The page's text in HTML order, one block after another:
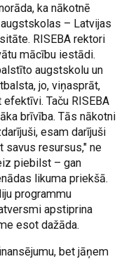
ka nākotnē
– Latvijas
RISEBA rektori
mācību iestādi.
augstskolu un
jo, viņasprāt,
Taču RISEBA
brīvība. Tās nākotni
esam darījuši
savus resursus," ne
piebilst – gan
likuma priekšā.
programmu
apstiprina
esot dažāda.
bet jāņem